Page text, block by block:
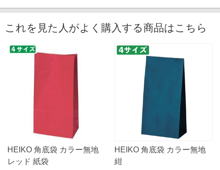
これを見た人がよく購入する商品はこちら
HEIKO 角底袋 カラー無地
レッド 紙袋
HEIKO 角底袋 カラー無地
紺